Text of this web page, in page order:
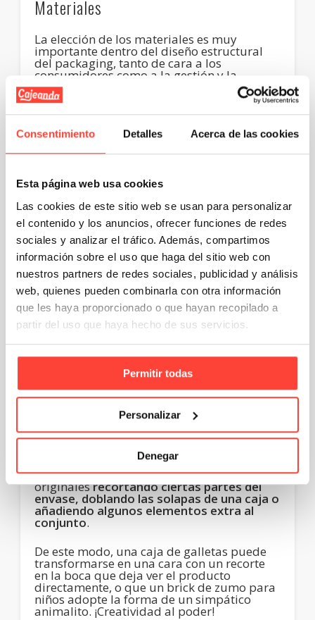
Consentimiento Detalles Acerca de las cookies
Esta página web usa cookies
Las cookies de este sitio web se usan para personalizar
el contenido y los anuncios, ofrecer funciones de redes
sociales y analizar el tráfico. Además, compartimos
información sobre el uso que haga del sitio web con
nuestros partners de redes sociales, publicidad y análisis
web, quienes pueden combinarla con otra información
que les haya proporcionado o que hayan recopilado a
partir del uso que haya hecho de sus servicios.
Permitir todas
Personalizar
Denegar
Materiales
La elección de los materiales es muy
importante dentro del diseño estructural
del packaging, tanto de cara a los
consumidores como a la gestión y la
competitividad del negocio.
Aunque esta decisión depende de múltiples
factores (sobre todo, la naturaleza del
producto en sí o el tipo de público al que va
dirigido), lo más sensato es decantarse por
manejable al mismo tiempo.
Asimismo, procura escoger envases con una
relación calidad – precio adecuada , y que te
permitan aumentar los beneficios de tu
empresa a largo plazo mientras los costes
se mantienen estables.
Estética
Como ya habrás adivinado, cuidar el
aspecto estético también es una de las
claves para crear un buen diseño de
packaging estructural.
atractivo, que llame la atención de los
consumidores en el punto de venta y esté
alineado con los colores de tu marca
demás elementos publicitarios.
En lo que a la forma de las cajas y paquetes
se refiere, es posible crear propuestas
originalesrecortando ciertas partes del
envase, doblando las solapas de una caja o
añadiendo algunos elementos extra al
conjunto.
De este modo, una caja de galletas puede
transformarse en una cara con un recorte
en la boca que deja ver el producto
directamente, o que un brick de zumo para
niños adopte la forma de un simpático
animalito. ¡Creatividad al poder!